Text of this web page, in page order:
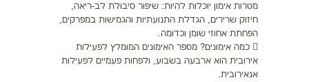
מטרות אימון יוכלות להיות: שיפור סיבולת לב-ריאה,
חיזוק שרירים, הגדלת התנועתיות והגמישות במפרקים,
הפחתת אחוזי שומן וכדומה.
 כמה אימונים? מספר האימונים המומלץ לפעילות
אירובית הוא ארבעה בשבוע, ולפחות פעמיים לפעילות
אנאירובית.